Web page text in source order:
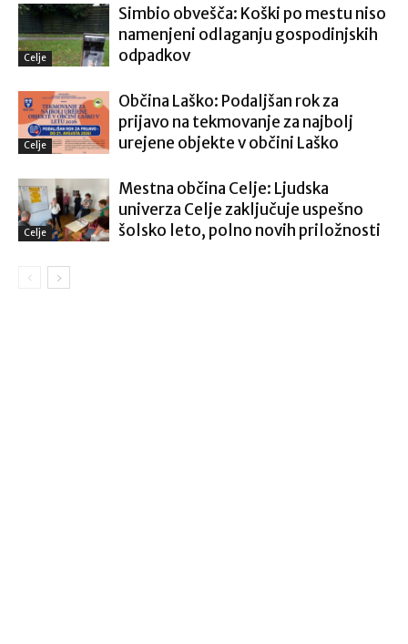
Celje
Simbio obvešča: Koški po mestu niso
namenjeni odlaganju gospodinjskih
odpadkov
Celje
Občina Laško: Podaljšan rok za
prijavo na tekmovanje za najbolj
urejene objekte v občini Laško
Celje
Mestna občina Celje: Ljudska
univerza Celje zaključuje uspešno
šolsko leto, polno novih priložnosti